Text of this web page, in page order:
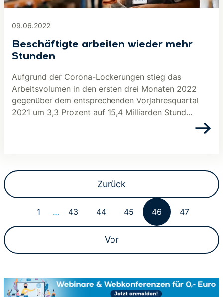
09.06.2022
Beschäftigte arbeiten wieder mehr
Stunden
Aufgrund der Corona-Lockerungen stieg das
Arbeitsvolumen in den ersten drei Monaten 2022
gegenüber dem entsprechenden Vorjahresquartal
2021 um 3,3 Prozent auf 15,4 Milliarden Stund...
Zurück
1 … 43 44 45 46 47
Vor